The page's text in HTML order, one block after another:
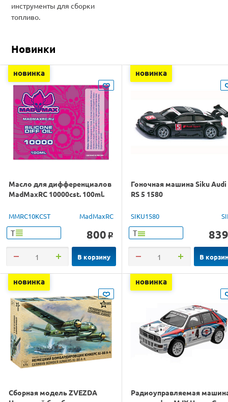
инструменты для сборки
топливо.
Новинки
новинка
Масло для дифференциалов
MadMaxRC 10000cst. 100ml.
MMRC10KCST MadMaxRC
Т 800 o
В корзину
новинка
Гоночная машина Siku Audi
RS 5 1580
SIKU1580
Т 839
В
новинка
Сборная модель ZVEZDA
новинка
Радиоуправляемая